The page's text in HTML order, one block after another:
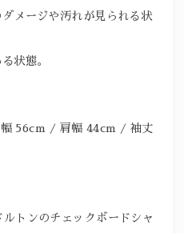
メージや汚れが見られる状
状態。
56cm / 肩幅 44cm / 袖丈
トンのチェックボードシャ